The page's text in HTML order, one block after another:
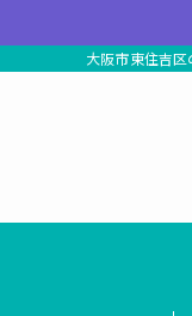
大阪市東住吉